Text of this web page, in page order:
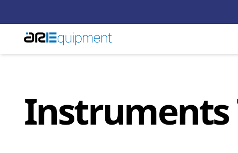
Instruments